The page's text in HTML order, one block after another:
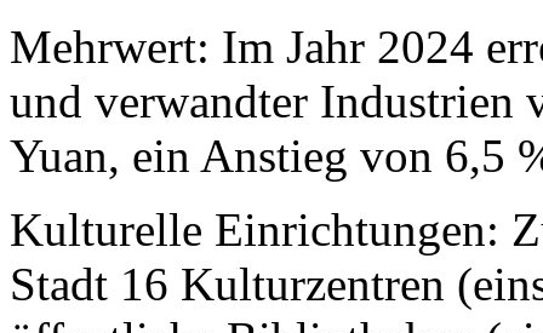
Mehrwert: Im Jahr 2024
und verwandter Industrien
Yuan, ein Anstieg von 6,5
Kulturelle Einrichtungen:
Stadt 16 Kulturzentren